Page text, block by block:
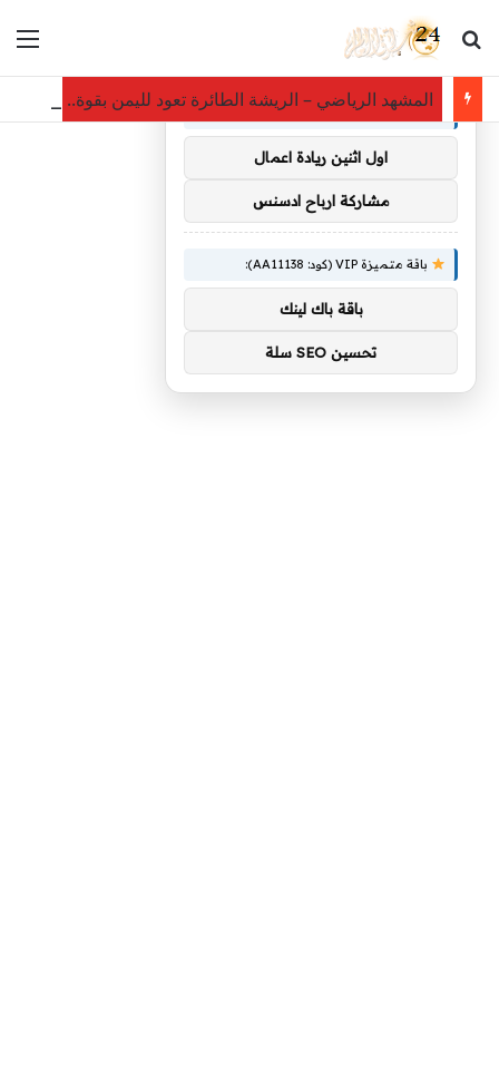
بحث عن
المشهد الرياضي – الريشة الطائرة تعود لليمن بقوة..
توصيات :
باقة متميزة VIP (كود: AA38045):
اول اثنين ريادة اعمال
مشاركة ارباح ادسنس
باقة متميزة VIP (كود: AA11138):
باقة باك لينك
تحسين SEO سلة